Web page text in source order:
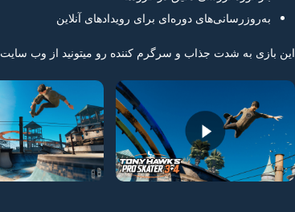
به‌روزرسانی‌های دوره‌ای برای رویدادهای آنلاین
این بازی به شدت جذاب و سرگرم کننده رو میتونید از وب سایت